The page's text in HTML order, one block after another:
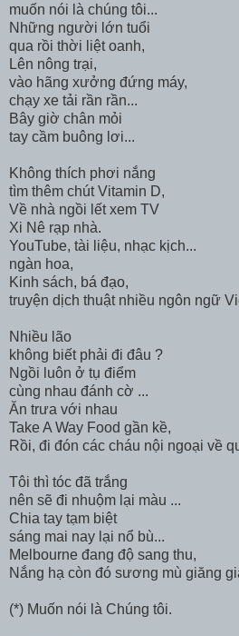
muốn nói là chúng tôi...
Những người lớn tuổi
qua rồi thời liệt oanh,
Lên nông trại,
vào hãng xưởng đứng máy,
chạy xe tải rần rần...
Bây giờ chân mỏi
tay cầm buông lơi...
Không thích phơi nắng
tìm thêm chút Vitamin D,
Về nhà ngồi lết xem TV
Xi Nê rạp nhà.
YouTube, tài liệu, nhạc kịch...
ngàn hoa,
Kinh sách, bá đạo,
truyện dịch thuật nhiều ngôn ngữ
Nhiều lão
không biết phải đi đâu ?
Ngồi luôn ở tụ điểm
cùng nhau đánh cờ ...
Ăn trưa với nhau
Take A Way Food gần kề,
Rồi, đi đón các cháu nội ngoại về
Tôi thì tóc đã trắng
nên sẽ đi nhuộm lại màu ...
Chia tay tạm biệt
sáng mai nay lại nổ bù...
Melbourne đang độ sang thu,
Nắng hạ còn đó sương mù giăng
(*) Muốn nói là Chúng tôi.